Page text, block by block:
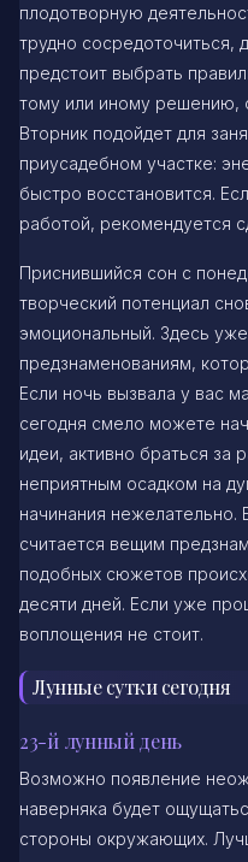
плодотворную
трудно
предстоит выбрать
тому или иному решению,
Вторник подойдет для
приусадебном участке:
быстро восстановится.
работой, рекомендуется
Приснившийся сон с
творческий потенциал
эмоциональный. Здесь
предзнаменованиям,
Если ночь вызвала у вас
сегодня смело можете
идеи, активно браться за
неприятным осадком на
начинания нежелательно.
считается вещим
подобных сюжетов
десяти дней. Если уже
воплощения не стоит.
Лунные сутки сегодня
23-й лунный день
Возможно появление
наверняка будет
стороны окружающих.